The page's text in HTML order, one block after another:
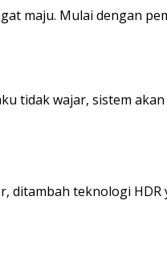
maju. Mulai dengan
tidak wajar, sistem
teknologi